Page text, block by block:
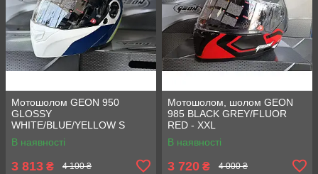
Мотошолом GEON 950
GLOSSY
WHITE/BLUE/YELLOW S
В наявності
3 813 ₴ 4 100 ₴
Мотошолом, шолом GEON
985 BLACK GREY/FLUOR
RED - XXL
В наявності
3 720 ₴ 4 000 ₴